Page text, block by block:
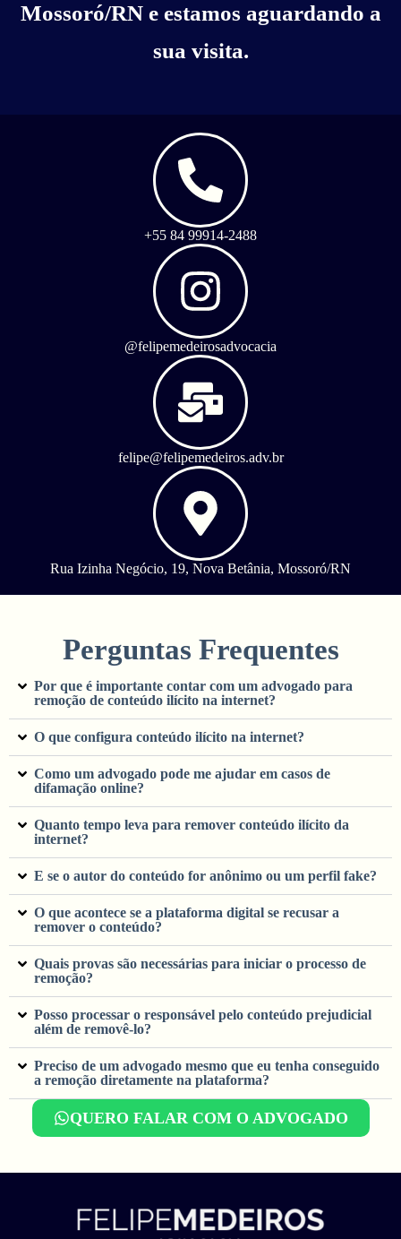
Mossoró/RN e estamos aguardando a
sua visita.
+55 84 99914-2488
@felipemedeirosadvocacia
felipe@felipemedeiros.adv.br
Rua Izinha Negócio, 19, Nova Betânia, Mossoró/RN
Perguntas Frequentes
Por que é importante contar com um advogado para
remoção de conteúdo ilícito na internet?
O que configura conteúdo ilícito na internet?
Como um advogado pode me ajudar em casos de
difamação online?
Quanto tempo leva para remover conteúdo ilícito da
internet?
E se o autor do conteúdo for anônimo ou um perfil fake?
O que acontece se a plataforma digital se recusar a
remover o conteúdo?
Quais provas são necessárias para iniciar o processo de
remoção?
Posso processar o responsável pelo conteúdo prejudicial
além de removê-lo?
Preciso de um advogado mesmo que eu tenha conseguido
a remoção diretamente na plataforma?
QUERO FALAR COM O ADVOGADO